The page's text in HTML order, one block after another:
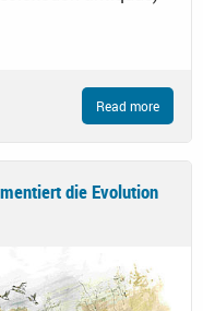
Read more
die Evolution